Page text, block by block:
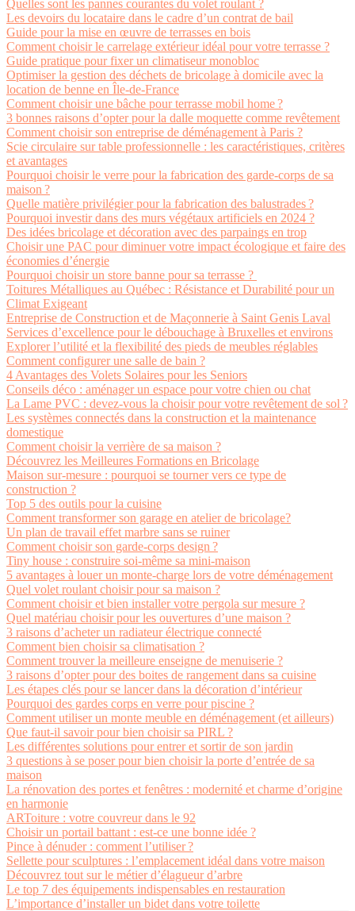
Quelles sont les pannes courantes du volet roulant ?
Les devoirs du locataire dans le cadre d’un contrat de bail
Guide pour la mise en œuvre de terrasses en bois
Comment choisir le carrelage extérieur idéal pour votre terrasse ?
Guide pratique pour fixer un climatiseur monobloc
Optimiser la gestion des déchets de bricolage à domicile avec la
location de benne en Île-de-France
Comment choisir une bâche pour terrasse mobil home ?
3 bonnes raisons d’opter pour la dalle moquette comme revêtement
Comment choisir son entreprise de déménagement à Paris ?
Scie circulaire sur table professionnelle : les caractéristiques, critères
et avantages
Pourquoi choisir le verre pour la fabrication des garde-corps de sa
maison ?
Quelle matière privilégier pour la fabrication des balustrades ?
Pourquoi investir dans des murs végétaux artificiels en 2024 ?
Des idées bricolage et décoration avec des parpaings en trop
Choisir une PAC pour diminuer votre impact écologique et faire des
économies d’énergie
Pourquoi choisir un store banne pour sa terrasse ?
Toitures Métalliques au Québec : Résistance et Durabilité pour un
Climat Exigeant
Entreprise de Construction et de Maçonnerie à Saint Genis Laval
Services d’excellence pour le débouchage à Bruxelles et environs
Explorer l’utilité et la flexibilité des pieds de meubles réglables
Comment configurer une salle de bain ?
4 Avantages des Volets Solaires pour les Seniors
Conseils déco : aménager un espace pour votre chien ou chat
La Lame PVC : devez-vous la choisir pour votre revêtement de sol ?
Les systèmes connectés dans la construction et la maintenance
domestique
Comment choisir la verrière de sa maison ?
Découvrez les Meilleures Formations en Bricolage
Maison sur-mesure : pourquoi se tourner vers ce type de
construction ?
Top 5 des outils pour la cuisine
Comment transformer son garage en atelier de bricolage?
Un plan de travail effet marbre sans se ruiner
Comment choisir son garde-corps design ?
Tiny house : construire soi-même sa mini-maison
5 avantages à louer un monte-charge lors de votre déménagement
Quel volet roulant choisir pour sa maison ?
Comment choisir et bien installer votre pergola sur mesure ?
Quel matériau choisir pour les ouvertures d’une maison ?
3 raisons d’acheter un radiateur électrique connecté
Comment bien choisir sa climatisation ?
Comment trouver la meilleure enseigne de menuiserie ?
3 raisons d’opter pour des boites de rangement dans sa cuisine
Les étapes clés pour se lancer dans la décoration d’intérieur
Pourquoi des gardes corps en verre pour piscine ?
Comment utiliser un monte meuble en déménagement (et ailleurs)
Que faut-il savoir pour bien choisir sa PIRL ?
Les différentes solutions pour entrer et sortir de son jardin
3 questions à se poser pour bien choisir la porte d’entrée de sa
maison
La rénovation des portes et fenêtres : modernité et charme d’origine
en harmonie
ARToiture : votre couvreur dans le 92
Choisir un portail battant : est-ce une bonne idée ?
Pince à dénuder : comment l’utiliser ?
Sellette pour sculptures : l’emplacement idéal dans votre maison
Découvrez tout sur le métier d’élagueur d’arbre
Le top 7 des équipements indispensables en restauration
L’importance d’installer un bidet dans votre toilette